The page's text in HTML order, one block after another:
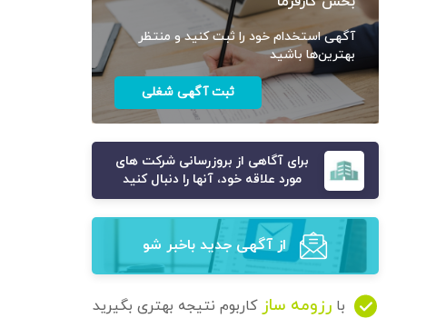
آگهی استخدام خود را ثبت کنید و منتظر
بهترین‌ها باشید
ثبت آگهی شغلی
برای آگاهی از بروزرسانی شرکت های
مورد علاقه خود، آنها را دنبال کنید
از آگهی‌ جدید باخبر شو
با رزومه ساز کاربوم نتیجه بهتری بگیرید